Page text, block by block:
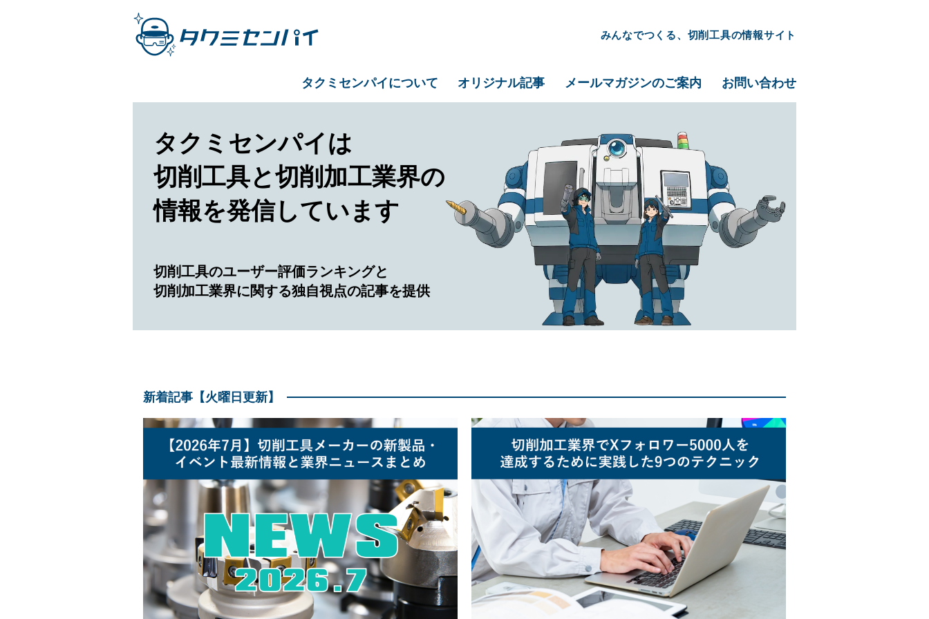
みんなでつくる、切削工具の情報サイト
タクミセンパイについて オリジナル記事 メールマガジンのご案内 お問い合わせ
タクミセンパイは
切削工具と切削加工業界の
情報を発信しています
切削工具のユーザー評価ランキングと
切削加工業界に関する独自視点の記事を提供
新着記事【火曜日更新】